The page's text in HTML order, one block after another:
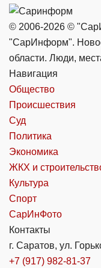
© 2006-2026 ©
"СарИнформ".
области. Люди,
Навигация
Общество
Происшествия
Суд
Политика
Экономика
ЖКХ и
Культура
Спорт
СарИнФото
Контакты
г. Саратов, ул.
+7 (917) 982-81-37